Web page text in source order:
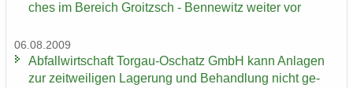
ches im Be­reich Groitzsch - Ben­ne­witz wei­ter vor
06.08.2009
Ab­fall­wirt­schaft Torgau-​Oschatz GmbH kann An­la­gen
zur zeit­wei­li­gen La­ge­rung und Be­hand­lung nicht ge­